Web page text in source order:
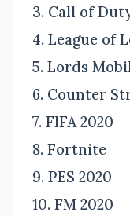
3. Call of
4. League of
5. Lords
6. Counter
7. FIFA 2020
8. Fortnite
9. PES 2020
10. FM 2020